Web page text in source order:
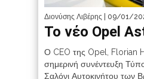
Διονύσης Λιβέρης | 09/01/
Το νέο Opel
Ο CEO της Opel, Florian
σημερινή συνέντευξη
Σαλόνι Αυτοκινήτου των